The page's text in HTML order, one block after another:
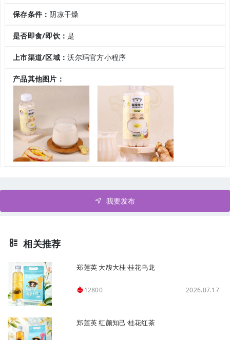
保存条件： 阴凉干燥
是否即食/即饮：是
上市渠道/区域：沃尔玛官方小程序
产品其他图片：
我要发布
相关推荐
郑莲英 大馥大桂·桂花乌龙
12800 2026.07.17
郑莲英 红颜知己·桂花红茶